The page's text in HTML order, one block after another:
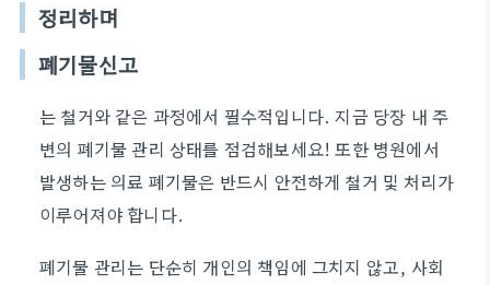
정리하며
폐기물신고
는 철거와 같은 과정에서 필수적입니다. 지금 당장 내 주
변의 폐기물 관리 상태를 점검해보세요! 또한 병원에서
발생하는 의료 폐기물은 반드시 안전하게 철거 및 처리가
이루어져야 합니다.
폐기물 관리는 단순히 개인의 책임에 그치지 않고, 사회